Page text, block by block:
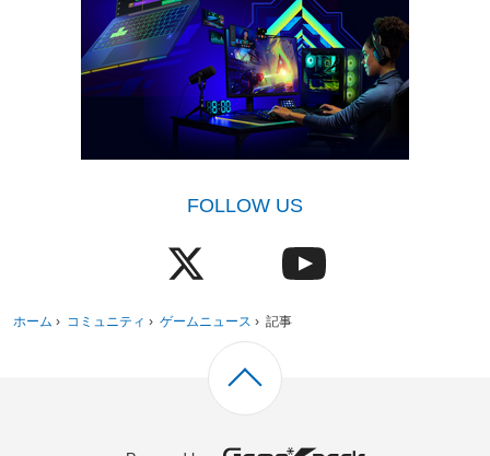
FOLLOW US
ホーム › コミュニティ › ゲームニュース › 記事